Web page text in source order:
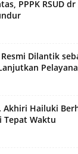
PPPK RSUD
Dilantik
Akhiri Hailuki
Tepat Waktu